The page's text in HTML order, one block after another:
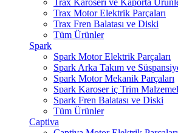
Trax Karoseri ve Kaporta
Trax Motor Elektrik Parçaları
Trax Fren Balatası ve Diski
Tüm Ürünler
Spark
Spark Motor Elektrik Parçaları
Spark Arka Takım ve
Spark Motor Mekanik Parçaları
Spark Karoser iç Trim
Spark Fren Balatası ve Diski
Tüm Ürünler
Captiva